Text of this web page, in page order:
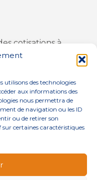
utilisons des technologies
aux informations des
nous permettra de
de navigation ou les ID
ou de retirer son
certaines caractéristiques
cotisations à
de la
les ERP
évolutions
CONTACT